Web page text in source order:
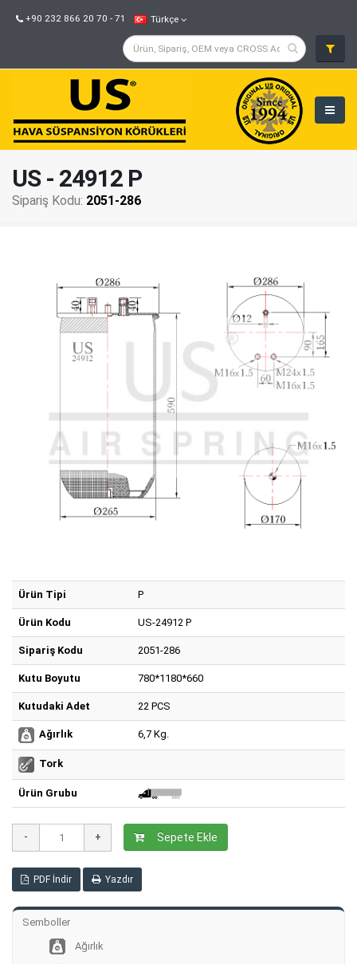
+90 232 866 20 70 - 71 Türkçe
US - 24912 P
Sipariş Kodu: 2051-286
Ürün Tipi P
Ürün Kodu US-24912 P
Sipariş Kodu 2051-286
Kutu Boyutu 780*1180*660
Kutudaki Adet 22 PCS
Ağırlık 6,7 Kg.
Tork
Ürün Grubu
Sepete Ekle
PDF İndir Yazdır
Semboller
Ağırlık